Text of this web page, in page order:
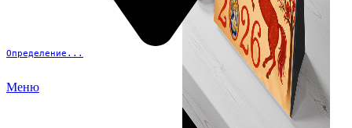
Определение...
Меню